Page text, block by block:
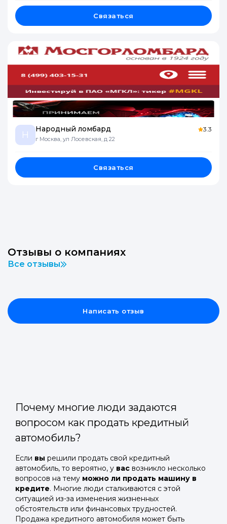
Связаться
Н
Народный ломбард
г Москва, ул Лосевская, д 22
3.3
Связаться
Отзывы о компаниях
Все отзывы
Написать отзыв
Почему многие люди задаются
вопросом как продать кредитный
автомобиль?
Если вы решили продать свой кредитный
автомобиль, то вероятно, у вас возникло несколько
вопросов на тему можно ли продать машину в
кредите. Многие люди сталкиваются с этой
ситуацией из-за изменения жизненных
обстоятельств или финансовых трудностей.
Продажа кредитного автомобиля может быть